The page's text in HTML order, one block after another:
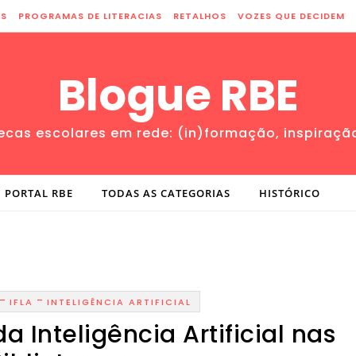
PROGRAMAS DE LITERACIAS RETALHOS VOZES QUE DECIDEM
Blogue RBE
escolares em rede: (in)formação,
PORTAL RBE TODAS AS CATEGORIAS HISTÓRICO
- IFLA - INTELIGÊNCIA ARTIFICIAL
Inteligência Artificial nas